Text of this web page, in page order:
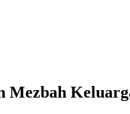
Mezbah